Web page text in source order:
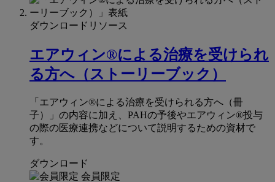
ダウンロードリソース
エアウィン®による治療を受けられ
る⽅へ（ストーリーブック）
「エアウィン®による治療を受けられる方へ（冊
子）」の内容に加え、PAHの予後やエアウィン®投与
の際の医療連携などについて説明するための資材で
す。
ダウンロード
会員限定